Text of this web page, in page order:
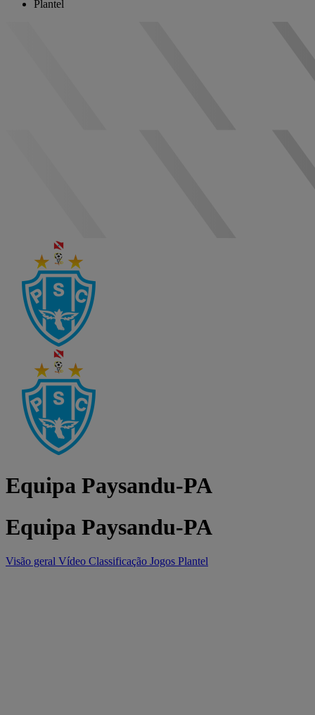
Plantel
Equipa Paysandu-PA
Equipa Paysandu-PA
Visão geral Vídeo Classificação Jogos Plantel